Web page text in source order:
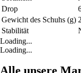
Drop
Gewicht des Schuhs (g)
Stabilität
Loading...
Loading...